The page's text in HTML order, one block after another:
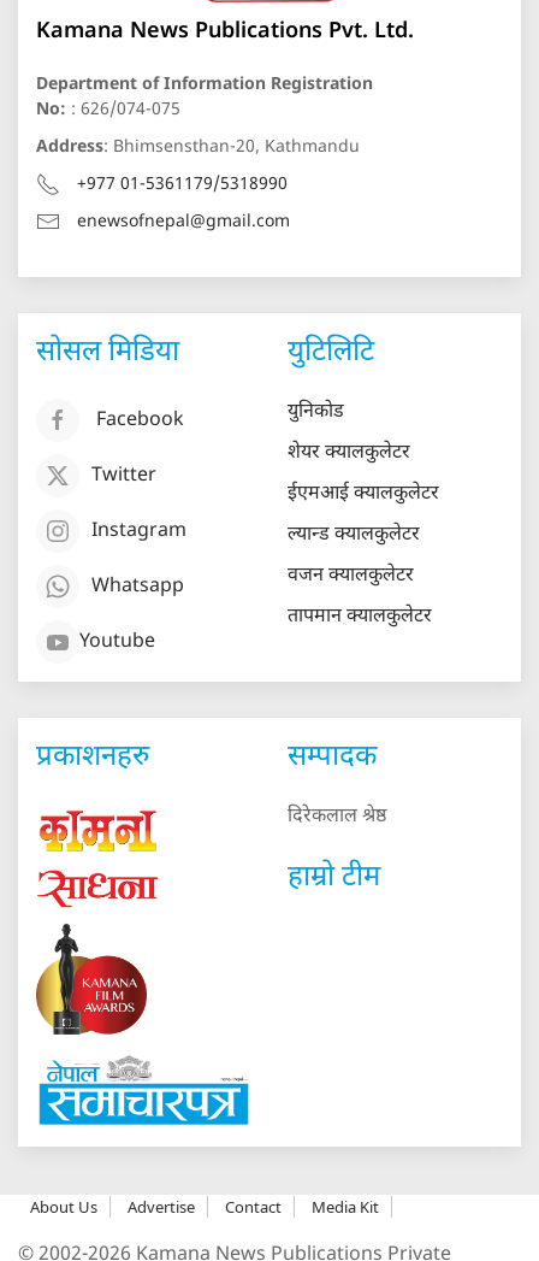
Kamana News Publications Pvt. Ltd.
Department of Information Registration
No: : 626/074-075
Address: Bhimsensthan-20, Kathmandu
+977 01-5361179/5318990
enewsofnepal@gmail.com
सोसल मिडिया
Facebook
Twitter
Instagram
Whatsapp
Youtube
युटिलिटि
युनिकोड
शेयर क्यालकुलेटर
ईएमआई क्यालकुलेटर
ल्यान्ड क्यालकुलेटर
वजन क्यालकुलेटर
तापमान क्यालकुलेटर
प्रकाशनहरु सम्पादक
दिरेकलाल श्रेष्ठ
हाम्रो टीम
About Us Advertise Contact Media Kit
© 2002-2026 Kamana News Publications Private